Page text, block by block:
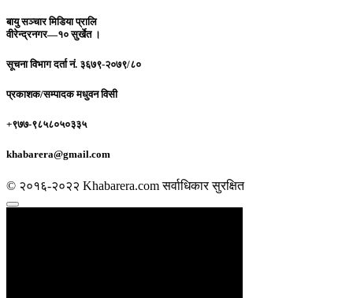
बायु सञ्चार मिडिया प्रालि
वीरेन्द्रनगर—१० सुर्खेत ।
सूचना विभाग दर्ता नं. ३६७९-२०७९/८०
प्रकाशक/सम्पादकमधुवन विसी
+९७७-९८५८०५०३३५
khabarera@gmail.com
© २०१६-२०२२ Khabarera.com सर्वाधिकार सुरक्षित